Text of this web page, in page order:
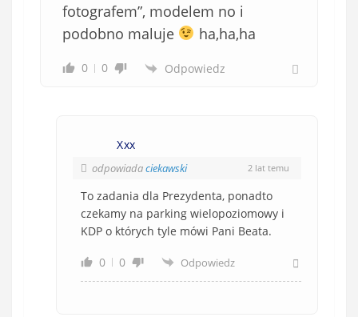
fotografem”, modelem no i
podobno maluje
ha,ha,ha
0 0 Odpowiedz
Xxx
odpowiadaciekawski 2 lat temu
To zadania dla Prezydenta, ponadto
czekamy na parking wielopoziomowy i
KDP o których tyle mówi Pani Beata.
0 0 Odpowiedz